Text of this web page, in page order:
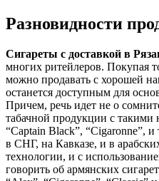
Разновидности
Сигареты с доставкой в
многих ритейлеров. Покупая
можно продавать с хорошей
останется доступным для
Причем, речь идет не о
табачной продукции с такими
“Captain Black”, “Cigaronne”,
в СНГ, на Кавказе, и в
технологии, и с
говорить об армянских